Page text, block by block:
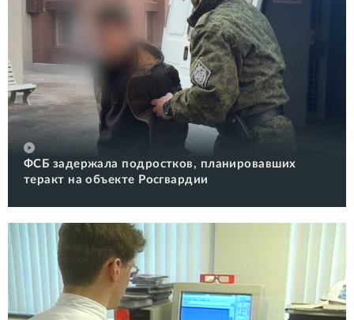
ФСБ задержала подростков, планировавших
теракт на объекте Росгвардии